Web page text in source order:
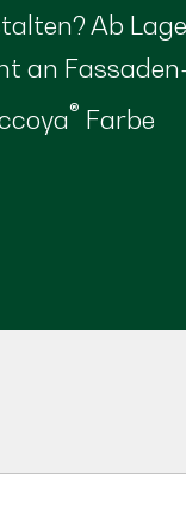
Ab
an
® Farbe